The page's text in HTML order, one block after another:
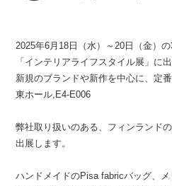
2025年6月18日（水）～20日（金）
「インテリアライフスタイル展」に
新規のブランドや新作を中心に、定
東ホール,E4-E006
弊社取り扱いのある、フィンランド
出展します。
ハンドメイドのPisa fabricバッグ、